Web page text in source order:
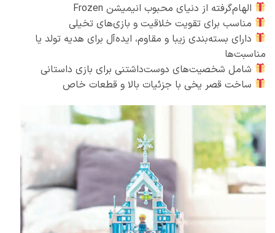
الهام‌گرفته از دنیای محبوب انیمیشن Frozen
مناسب برای تقویت خلاقیت و بازی‌های تخیلی
دارای بسته‌بندی زیبا و مقاوم، ایده‌آل برای هدیه تولد یا
مناسبت‌ها
شامل شخصیت‌های دوست‌داشتنی برای بازی داستانی
ساخت قصر یخی با جزئیات بالا و قطعات خاص